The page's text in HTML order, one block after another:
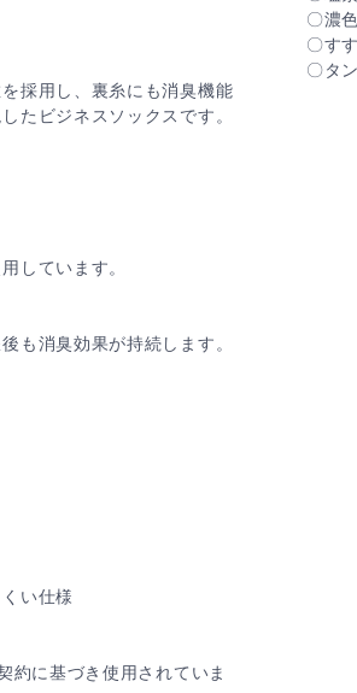
採用し、裏糸にも消臭機能
たビジネスソックスです。
しています。
も消臭効果が持続します。
い仕様
約に基づき使用されていま
〇濃
〇す
〇タ